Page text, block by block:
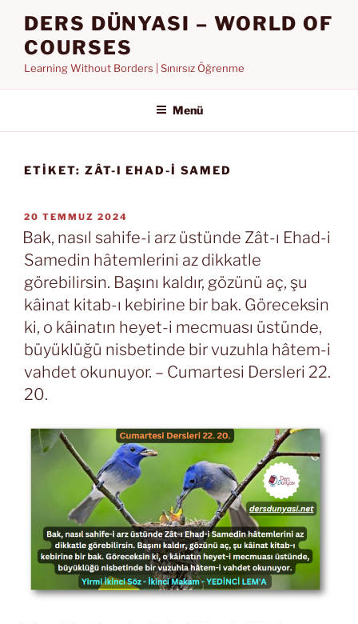
DERS DÜNYASI – WORLD OF
COURSES
Learning Without Borders | Sınırsız Öğrenme
Menü
ETIKET: ZÂT-I EHAD-I SAMED
YAYIM
TARIHI
20 TEMMUZ 2024
Bak, nasıl sahife-i arz üstünde Zât-ı Ehad-i
Samedin hâtemlerini az dikkatle
görebilirsin. Başını kaldır, gözünü aç, şu
kâinat kitab-ı kebirine bir bak. Göreceksin
ki, o kâinatın heyet-i mecmuası üstünde,
büyüklüğü nisbetinde bir vuzuhla hâtem-i
vahdet okunuyor. – Cumartesi Dersleri 22.
20.